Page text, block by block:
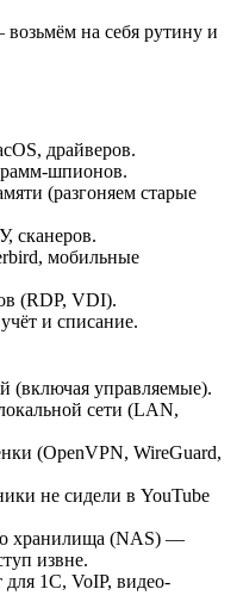
на себя рутину и
драйверов.
шпионов.
(разгоняем старые
сканеров.
мобильные
(RDP, VDI).
и списание.
(включая управляемые).
сети (LAN,
(OpenVPN, WireGuard,
не сидели в YouTube
хранилища (NAS) —
извне.
1С, VoIP, видео-